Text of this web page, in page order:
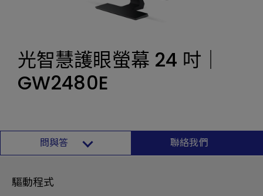
光智慧護眼螢幕 24 吋｜
GW2480E
問與答 聯絡我們
驅動程式